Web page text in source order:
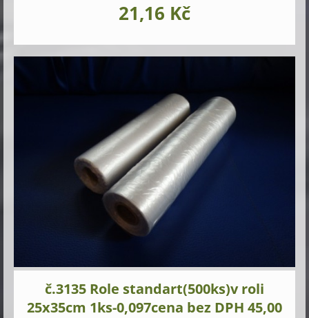
21,16 Kč
č.3135 Role standart(500ks)v roli
25x35cm 1ks-0,097cena bez DPH 45,00